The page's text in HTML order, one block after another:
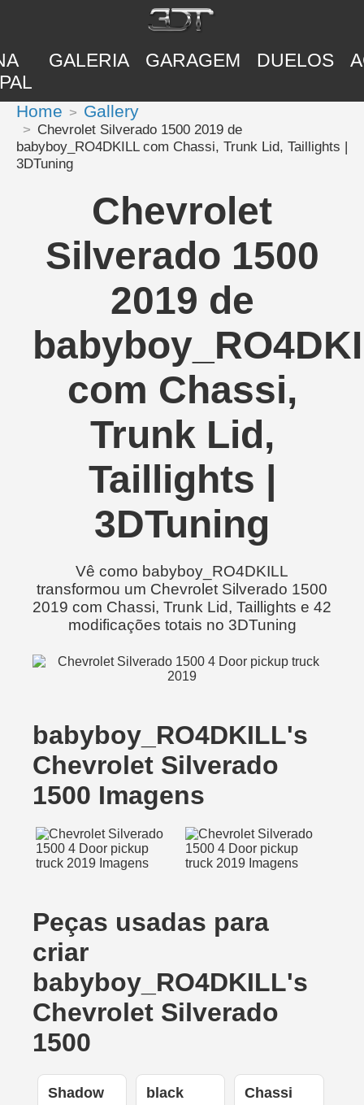
GALERIA GARAGEM DUELOS
Home Gallery
Chevrolet Silverado 1500 2019 de
babyboy_RO4DKILL com Chassi, Trunk Lid, Taillights |
3DTuning
Chevrolet
Silverado 1500
2019 de
com Chassi,
Trunk Lid,
Taillights |
3DTuning
Vê como babyboy_RO4DKILL
transformou um Chevrolet Silverado 1500
2019 com Chassi, Trunk Lid, Taillights e 42
modificações totais no 3DTuning
babyboy_RO4DKILL's
Chevrolet Silverado
1500 Imagens
Peças usadas para
criar
babyboy_RO4DKILL's
Chevrolet Silverado
1500
Shadow black Chassi